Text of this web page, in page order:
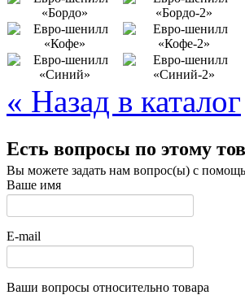
« Назад в каталог
Есть вопросы по этому
Вы можете задать нам вопрос(ы) с
Ваше имя
E-mail
Ваши вопросы относительно товара